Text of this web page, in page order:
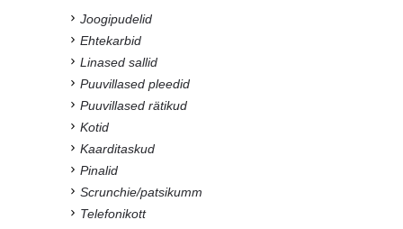
Joogipudelid
Ehtekarbid
Linased sallid
Puuvillased pleedid
Puuvillased rätikud
Kotid
Kaarditaskud
Pinalid
Scrunchie/patsikumm
Telefonikott